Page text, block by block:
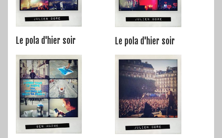
Le pola d'hier soir Le pola d'hier soir